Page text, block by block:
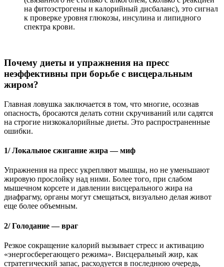
на фитоэстрогены и калорийный дисбаланс), это сигнал
к проверке уровня глюкозы, инсулина и липидного
спектра крови.
Почему диеты и упражнения на пресс
неэффективны при борьбе с висцеральным
жиром?
Главная ловушка заключается в том, что многие, осознав
опасность, бросаются делать сотни скручиваний или садятся
на строгие низкокалорийные диеты. Это распространенные
ошибки.
1/ Локальное сжигание жира — миф
Упражнения на пресс укрепляют мышцы, но не уменьшают
жировую прослойку над ними. Более того, при слабом
мышечном корсете и давлении висцерального жира на
диафрагму, органы могут смещаться, визуально делая живот
еще более объемным.
2/ Голодание — враг
Резкое сокращение калорий вызывает стресс и активацию
«энергосберегающего режима». Висцеральный жир, как
стратегический запас, расходуется в последнюю очередь,